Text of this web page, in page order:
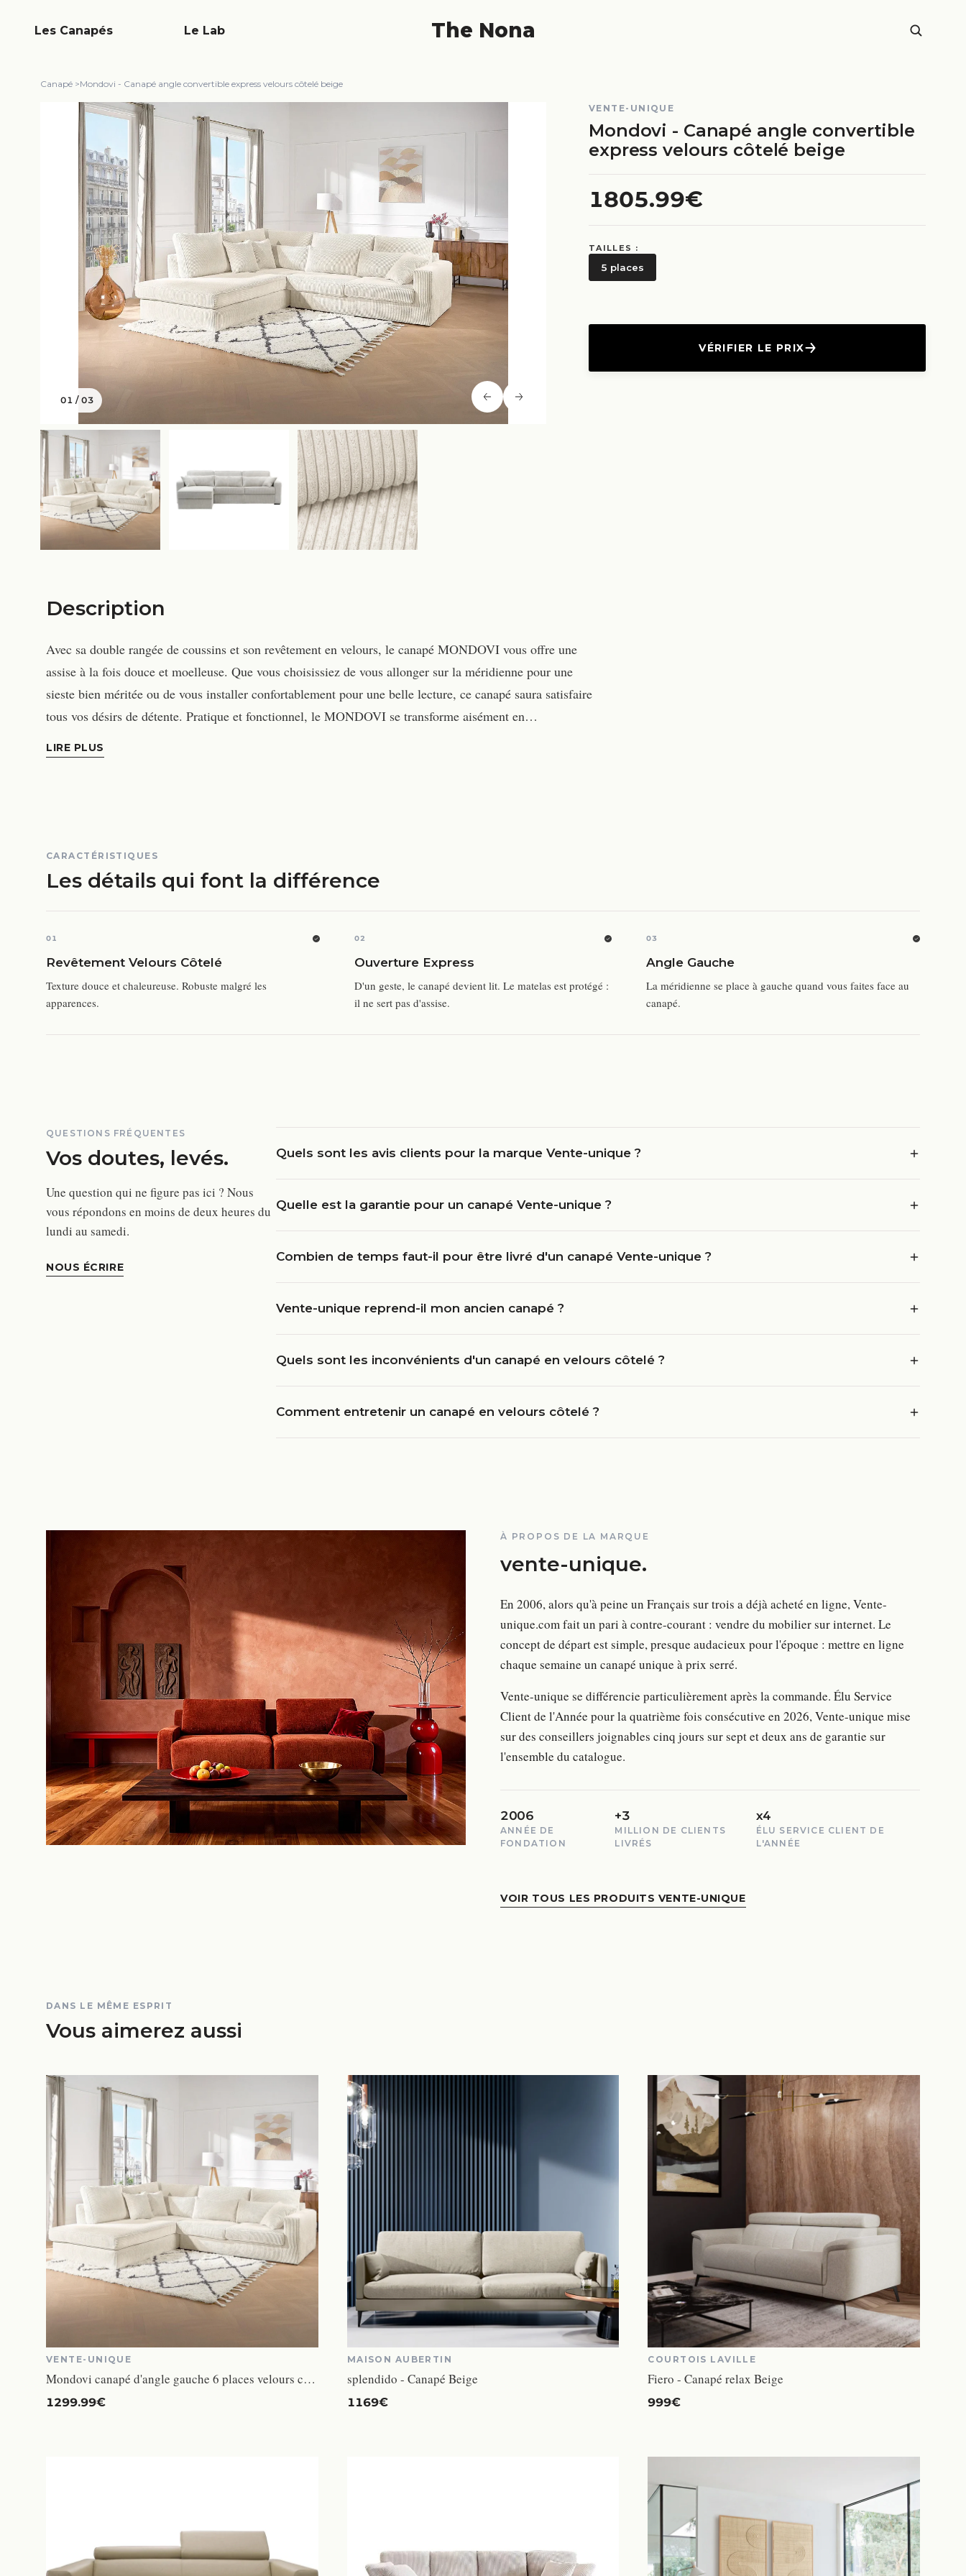
The Nona
Les Canapés Le Lab
Canapé >Mondovi - Canapé angle convertible express velours côtelé beige
01 /03
VENTE-UNIQUE
Mondovi - Canapé angle convertible
express velours côtelé beige
1805.99€
TAILLES :
5 places
VÉRIFIER LE PRIX
Description
Avec sa double rangée de coussins et son revêtement en velours, le canapé MONDOVI vous offre une
assise à la fois douce et moelleuse. Que vous choisissiez de vous allonger sur la méridienne pour une
sieste bien méritée ou de vous installer confortablement pour une belle lecture, ce canapé saura satisfaire
tous vos désirs de détente. Pratique et fonctionnel, le MONDOVI se transforme aisément en…
LIRE PLUS
CARACTÉRISTIQUES
Les détails qui font la différence
01
Revêtement Velours Côtelé
Texture douce et chaleureuse. Robuste malgré les
apparences.
02
Ouverture Express
D'un geste, le canapé devient lit. Le matelas est protégé :
il ne sert pas d'assise.
03
Angle Gauche
La méridienne se place à gauche quand vous faites face au
canapé.
QUESTIONS FRÉQUENTES
Vos doutes, levés.
Une question qui ne figure pas ici ? Nous
vous répondons en moins de deux heures du
lundi au samedi.
NOUS ÉCRIRE
Quels sont les avis clients pour la marque Vente-unique ?
Quelle est la garantie pour un canapé Vente-unique ?
Combien de temps faut-il pour être livré d'un canapé Vente-unique ?
Vente-unique reprend-il mon ancien canapé ?
Quels sont les inconvénients d'un canapé en velours côtelé ?
Comment entretenir un canapé en velours côtelé ?
À PROPOS DE LA MARQUE
vente-unique.
En 2006, alors qu'à peine un Français sur trois a déjà acheté en ligne, Vente-
unique.com fait un pari à contre-courant : vendre du mobilier sur internet. Le
concept de départ est simple, presque audacieux pour l'époque : mettre en ligne
chaque semaine un canapé unique à prix serré.
Vente-unique se différencie particulièrement après la commande. Élu Service
Client de l'Année pour la quatrième fois consécutive en 2026, Vente-unique mise
sur des conseillers joignables cinq jours sur sept et deux ans de garantie sur
l'ensemble du catalogue.
2006
ANNÉE DE
FONDATION
+3
MILLION DE CLIENTS
LIVRÉS
x4
ÉLU SERVICE CLIENT DE
L'ANNÉE
VOIR TOUS LES PRODUITS VENTE-UNIQUE
DANS LE MÊME ESPRIT
Vous aimerez aussi
VENTE-UNIQUE
Mondovi canapé d'angle gauche 6 places velours côtelé beige
1299.99€
MAISON AUBERTIN
splendido - Canapé Beige
1169€
COURTOIS LAVILLE
Fiero - Canapé relax Beige
999€